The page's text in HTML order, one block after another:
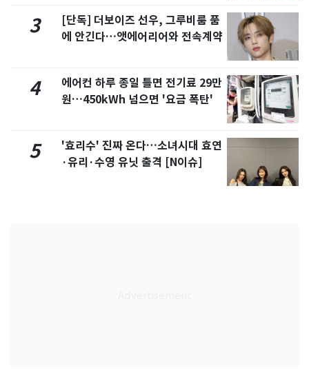
3
[단독] 더보이즈 선우, 그루비룸 품
에 안긴다…앳에어리어와 전속계약
4
에어컨 하루 종일 틀면 전기료 29만
원…450kWh 넘으면 '요금 폭탄'
5
'효리수' 진짜 온다…소녀시대 효연
·유리·수영 유닛 출격 [N이슈]